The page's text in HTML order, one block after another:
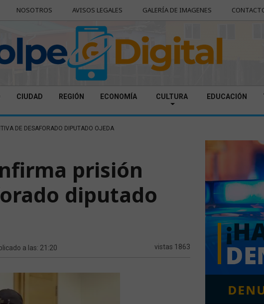
NOSOTROS AVISOS LEGALES GALERÍA DE IMAGENES
CIUDAD REGIÓN ECONOMÍA CULTURA EDUCACIÓN
DE DESAFORADO DIPUTADO OJEDA
prisión
diputado
a las: 21:20 vistas 1863